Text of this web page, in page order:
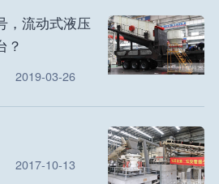
，流动式液压
？
2019-03-26
2017-10-13